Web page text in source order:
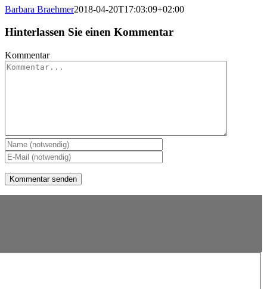
Barbara Braehmer2018-04-20T17:03:09+02:00
Hinterlassen Sie einen Kommentar
Kommentar